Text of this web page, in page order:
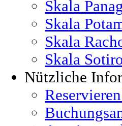
Skala
Skala
Skala
Skala
Nützliche